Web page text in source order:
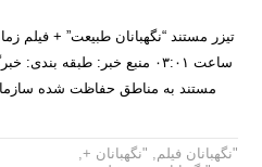
ساعت ۰۳:۰۱ منبع خبر: طبقه
مستند به مناطق حفاظت شده
"نگهبانان فیلم, "نگهبانان +,